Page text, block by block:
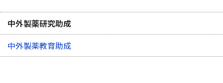
中外製薬研究助成
中外製薬教育助成